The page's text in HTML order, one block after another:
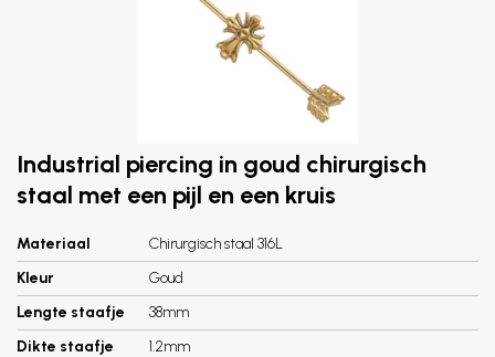
Industrial piercing in goud chirurgisch
staal met een pijl en een kruis
Materiaal
Chirurgisch staal 316L
Kleur
Goud
Lengte staafje
38mm
Dikte staafje
1.2mm